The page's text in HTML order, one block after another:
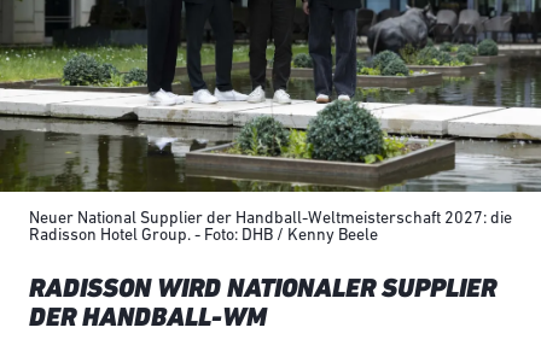
Neuer National Supplier der Handball-Weltmeisterschaft 2027: die
Radisson Hotel Group. - Foto: DHB / Kenny Beele
RADISSON WIRD NATIONALER SUPPLIER
DER HANDBALL-WM